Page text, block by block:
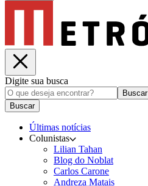
Digite sua busca
Buscar
Buscar
Últimas notícias
Colunistas
Lilian Tahan
Blog do Noblat
Carlos Carone
Andreza Matais